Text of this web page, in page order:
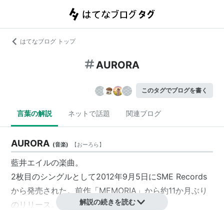
はてなブログ トップ
AURORA
このタグでブログを書く
言葉の解説 ネットで話題 関連ブログ
AURORA (音楽) 【おーろら】
藍井エイルの楽曲。
2枚目のシングルとして2012年9月5日にSME Records
から発売された。前作「MEMORIA」から約11か月ぶり
のリリース。
解説の続きを読む